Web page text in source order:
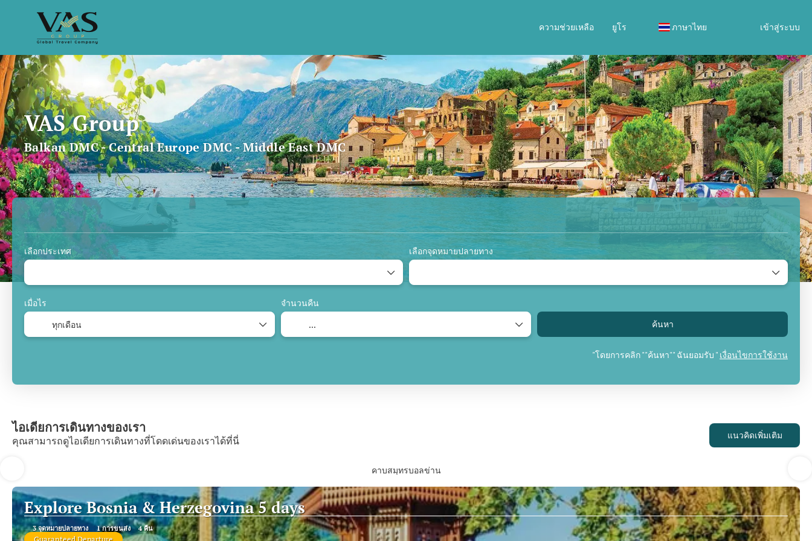
ความช่วยเหลือ ยูโร ภาษาไทย เข้าสู่ระบบ
VAS Group
Balkan DMC - Central Europe DMC - Middle East DMC
ทริปเอไอ แพ็คเกจ กิจกรรม การโอน ทัวร์ส่วนตัว แพ็คเกจไดนามิก กีฬาและกิจกรรม
เลือกประเทศ เลือกจุดหมายปลายทาง
เมื่อไร
จำนวนคืน
ค้นหา
"โดยการคลิก ""ค้นหา"" ฉันยอมรับ " เงื่อนไขการใช้งาน
ไอเดียการเดินทางของเรา
คุณสามารถดูไอเดียการเดินทางที่โดดเด่นของเราได้ที่นี่ แนวคิดเพิ่มเติม
คาบสมุทรบอลข่าน
Explore Bosnia & Herzegovina 5 days
3 จุดหมายปลายทาง 1 การขนส่ง 4 คืน